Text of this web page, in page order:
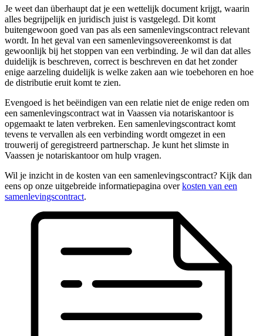
Je weet dan überhaupt dat je een wettelijk document krijgt, waarin
alles begrijpelijk en juridisch juist is vastgelegd. Dit komt
buitengewoon goed van pas als een samenlevingscontract relevant
wordt. In het geval van een samenlevingsovereenkomst is dat
gewoonlijk bij het stoppen van een verbinding. Je wil dan dat alles
duidelijk is beschreven, correct is beschreven en dat het zonder
enige aarzeling duidelijk is welke zaken aan wie toebehoren en hoe
de distributie eruit komt te zien.
Evengoed is het beëindigen van een relatie niet de enige reden om
een samenlevingscontract wat in Vaassen via notariskantoor is
opgemaakt te laten verbreken. Een samenlevingscontract komt
tevens te vervallen als een verbinding wordt omgezet in een
trouwerij of geregistreerd partnerschap. Je kunt het slimste in
Vaassen je notariskantoor om hulp vragen.
Wil je inzicht in de kosten van een samenlevingscontract? Kijk dan
eens op onze uitgebreide informatiepagina overkosten van een
samenlevingscontract.